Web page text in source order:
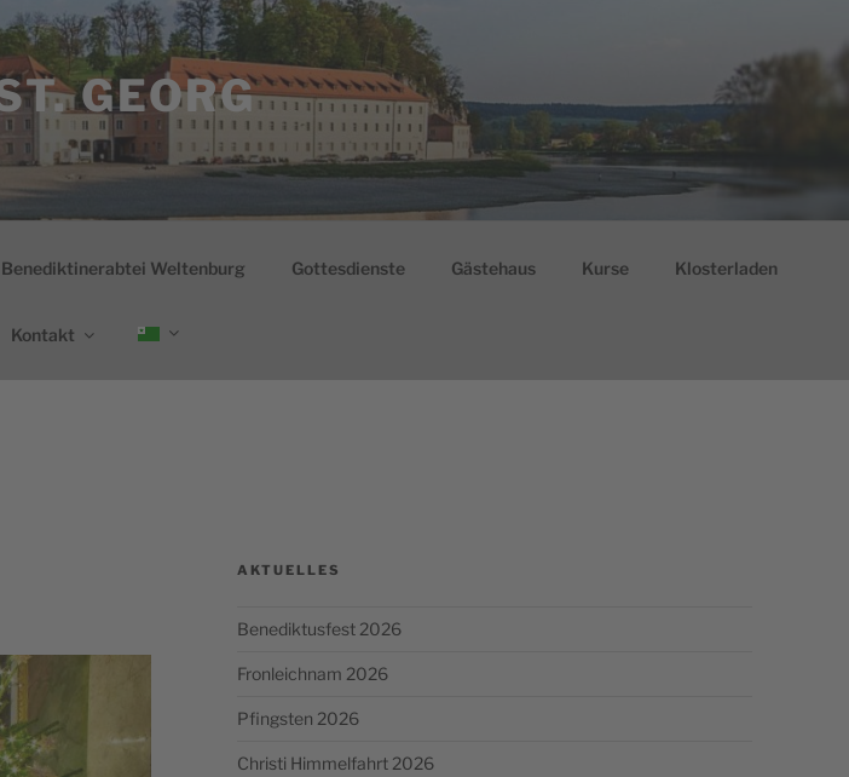
GEORG
Weltenburg Gottesdienste Gästehaus Kurse Klosterladen
Kontakt
AKTUELLES
Benediktusfest 2026
Fronleichnam 2026
Pfingsten 2026
Christi Himmelfahrt 2026